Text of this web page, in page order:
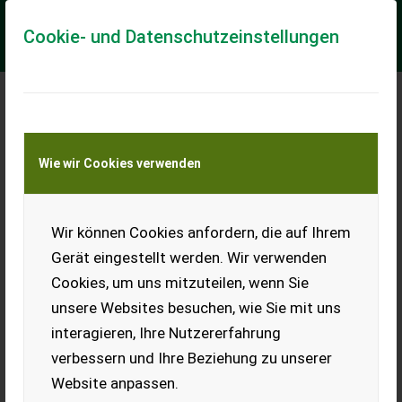
Cookie- und Datenschutzeinstellungen
Wie wir Cookies verwenden
Wir können Cookies anfordern, die auf Ihrem
Gerät eingestellt werden. Wir verwenden
Cookies, um uns mitzuteilen, wenn Sie
unsere Websites besuchen, wie Sie mit uns
interagieren, Ihre Nutzererfahrung
verbessern und Ihre Beziehung zu unserer
Website anpassen.
Meine Transportkostenanfrage
Transport von Land- und Baumaschinen –
KEINE Tiertransporte
Sonstige 613E-M
== More details (EN) == Classification: B Steering: 4 wheel
steering Attached equipment, loading/telescopic arm: Swing-
away jib 5m - 4T hook, 10.5...
EUR 0